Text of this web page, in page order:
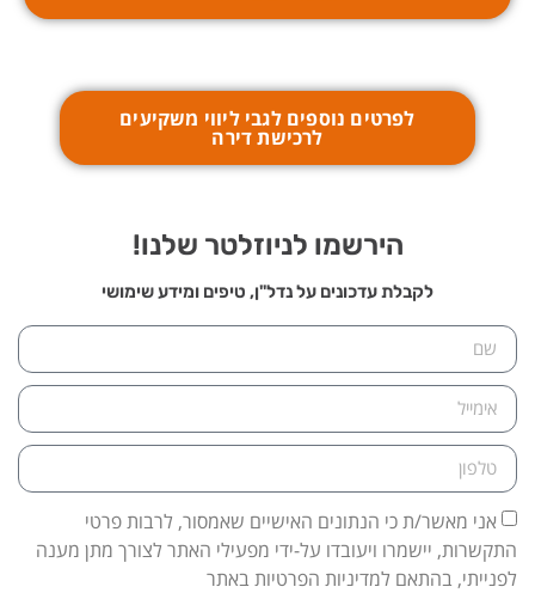
לפרטים נוספים לגבי ליווי משקיעים
לרכישת דירה
הירשמו לניוזלטר שלנו!
לקבלת עדכונים על נדל"ן, טיפים ומידע שימושי
אני מאשר/ת כי הנתונים האישיים שאמסור, לרבות פרטי
התקשרות, יישמרו ויעובדו על-ידי מפעילי האתר לצורך מתן מענה
לפנייתי, בהתאם למדיניות הפרטיות באתר